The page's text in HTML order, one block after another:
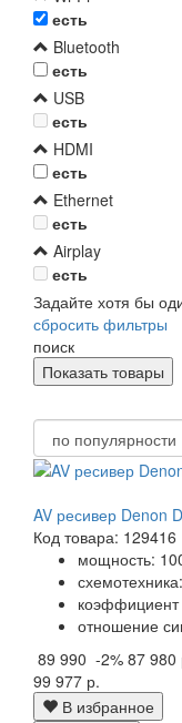
есть
Bluetooth
есть
USB
есть
HDMI
есть
Ethernet
есть
Airplay
есть
Задайте хотя бы
сбросить фильтры
поиск
AV ресивер Denon
Код товара: 129416
мощность:
коэффициент
отношение
89 990 -2% 87 980
99 977 р.
В избранное